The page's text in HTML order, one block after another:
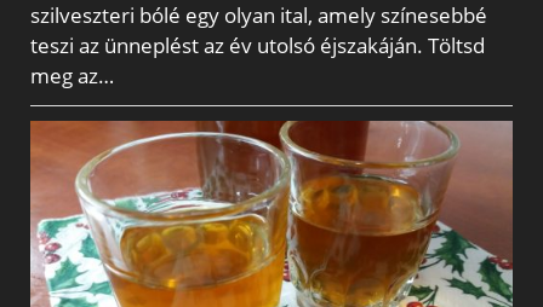
szilveszteri bólé egy olyan ital, amely színesebbé
teszi az ünneplést az év utolsó éjszakáján. Töltsd
meg az…